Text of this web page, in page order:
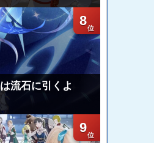
8
流石に引くよ
9